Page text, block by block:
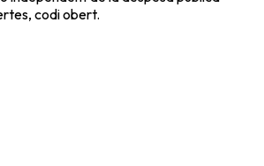
codi obert.